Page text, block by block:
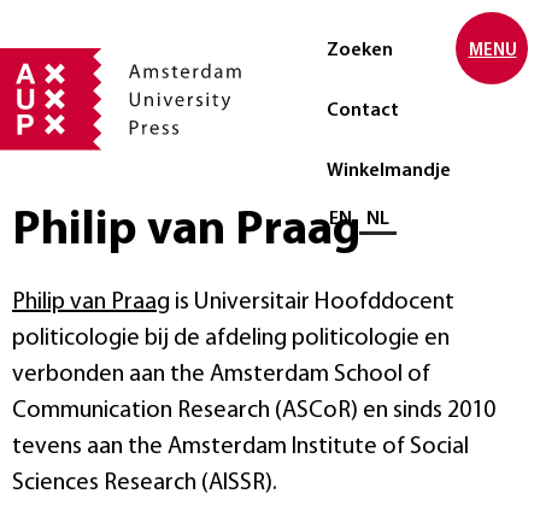
Zoeken
Contact
Winkelmandje
Selecteer taal
EN NL
MENU
Philip van Praag
Philip van Praag is Universitair Hoofddocent
politicologie bij de afdeling politicologie en
verbonden aan the Amsterdam School of
Communication Research (ASCoR) en sinds 2010
tevens aan the Amsterdam Institute of Social
Sciences Research (AISSR).